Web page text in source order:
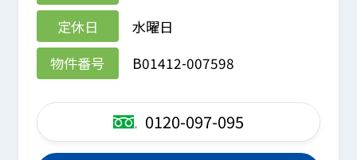
定休日
水曜日
物件番号
B01412-007598
0120-097-095